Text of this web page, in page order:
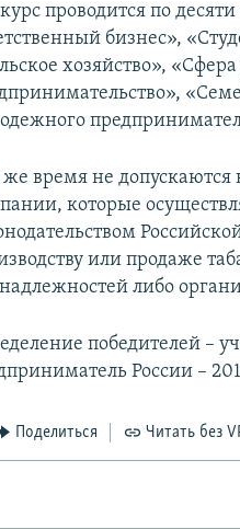
проводится по
бизнес»,
хозяйство»,
же время не
которые
или продаже
либо
победителей –
России –
Поделиться Читать без